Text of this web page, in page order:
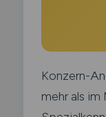
Konzern-
mehr als im